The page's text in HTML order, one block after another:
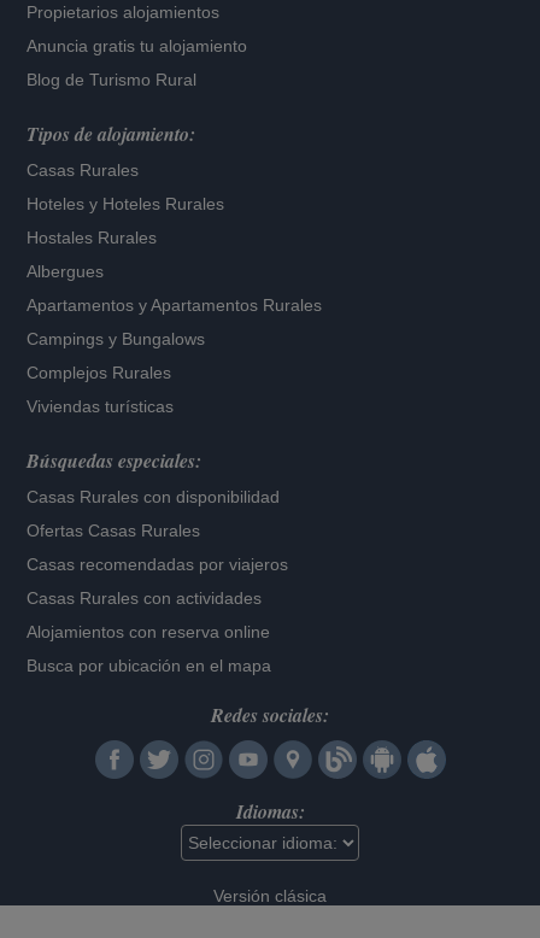
Propietarios alojamientos
Anuncia gratis tu alojamiento
Blog de Turismo Rural
Tipos de alojamiento:
Casas Rurales
Hoteles y Hoteles Rurales
Hostales Rurales
Albergues
Apartamentos yApartamentos Rurales
Campings y Bungalows
Complejos Rurales
Viviendas turísticas
Búsquedas especiales:
Casas Rurales con disponibilidad
Ofertas Casas Rurales
Casas recomendadas por viajeros
Casas Rurales con actividades
Alojamientos con reserva online
Busca por ubicación en el mapa
Redes sociales:
Idiomas:
Versión clásica